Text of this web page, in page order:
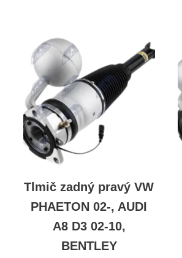
Tlmič zadný pravý VW
PHAETON 02-, AUDI
A8 D3 02-10,
BENTLEY